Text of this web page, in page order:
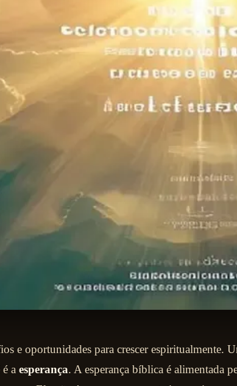
e oportunidades para crescer espiritualmente.
a esperança. A esperança bíblica é alimentada